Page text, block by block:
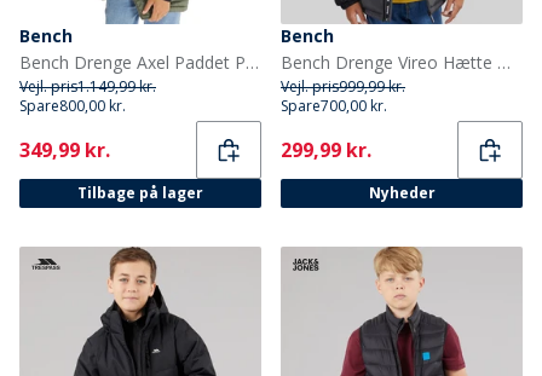
Bench
Bench Drenge Axel Paddet Parka Khaki
Vejl. pris1.149,99 kr.
Spare800,00 kr.
Current
349,99 kr.
Tilbage på lager
Bench
Bench Drenge Vireo Hætte Dunjakke Dark Grey/Sort
Vejl. pris999,99 kr.
Spare700,00 kr.
Current
299,99 kr.
Nyheder